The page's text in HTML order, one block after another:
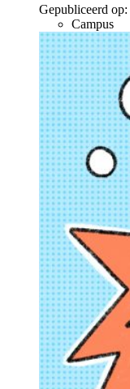
Gepubliceerd op:
Campus